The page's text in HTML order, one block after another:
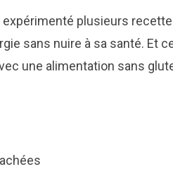
expérimenté plusieurs
sans nuire à sa santé. Et
une alimentation sans